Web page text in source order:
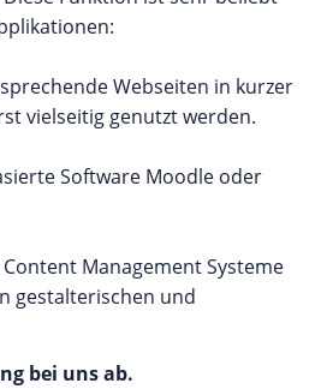
Webseiten in kurzer
vielseitig genutzt werden.
Software Moodle oder
Management Systeme
gestalterischen und
bei uns ab.